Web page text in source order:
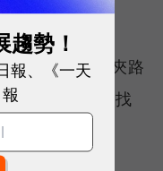
住檔名或資料夾路
料海中精準查找
勢！
報、《一天